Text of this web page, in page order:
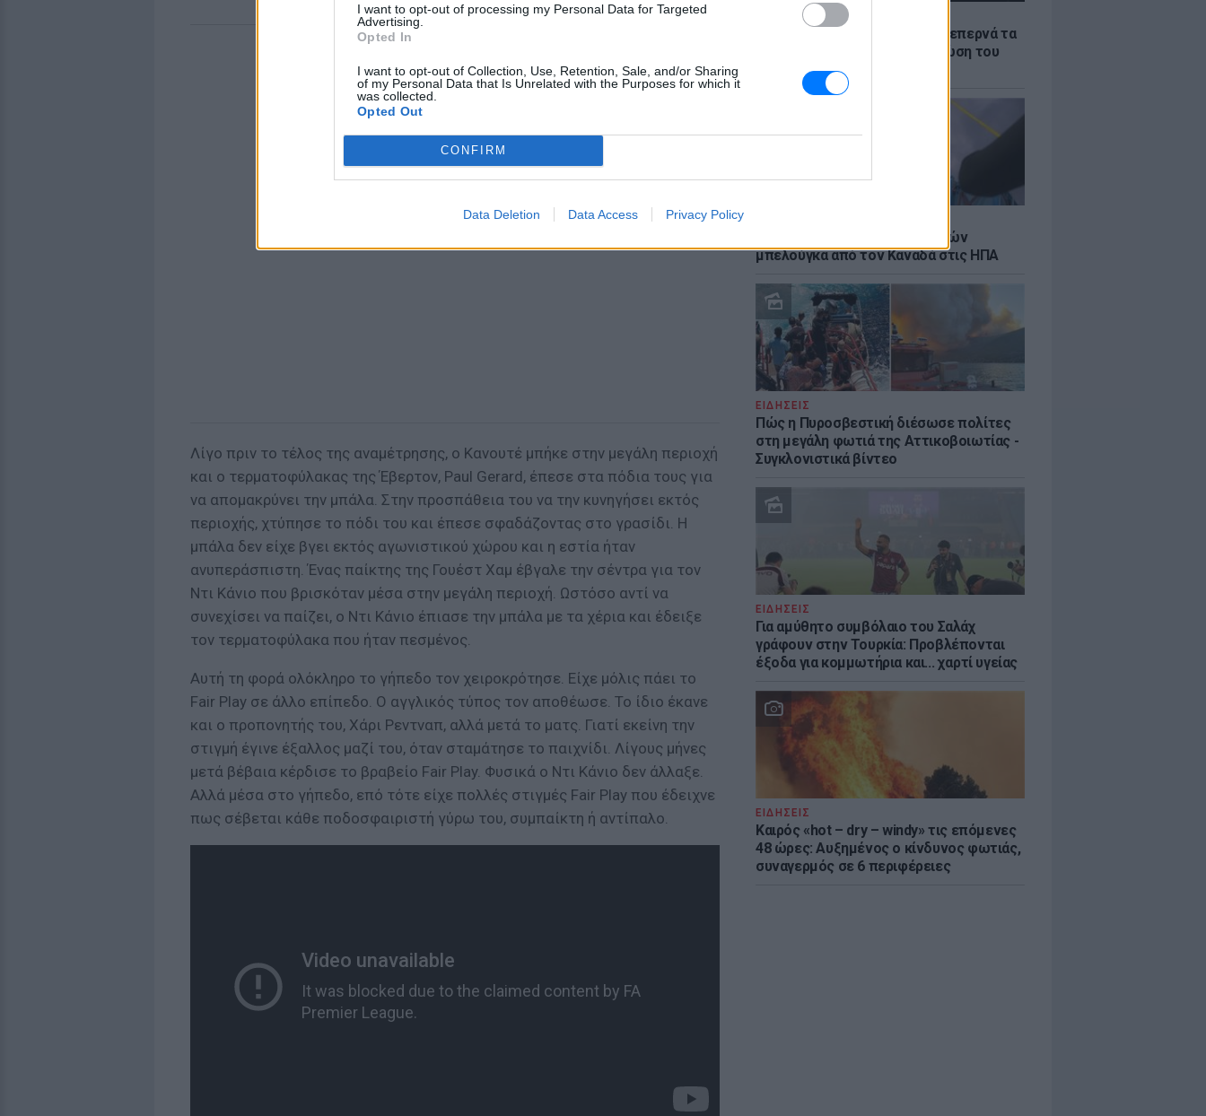
I want to opt-out of processing my Personal Data for Targeted
Advertising.
Opted In
I want to opt-out of Collection, Use, Retention, Sale, and/or Sharing
of my Personal Data that Is Unrelated with the Purposes for which it
was collected.
Opted Out
CONFIRM
Data Deletion Data Access Privacy Policy
ΕΙΔΗΣΕΙΣ
Καύσιμα «φωτιά»: Η βενζίνη ξεπερνά τα
2 ευρώ το λίτρο παρά την πτώση του
αργού πετρελαίου διεθνώς
Ιστορική μεταφορά 30 φαλαινών
μπελούγκα από τον Καναδά στις ΗΠΑ
ΕΙΔΗΣΕΙΣ
Πώς η Πυροσβεστική διέσωσε πολίτες
στη μεγάλη φωτιά της Αττικοβοιωτίας -
Συγκλονιστικά βίντεο
ΕΙΔΗΣΕΙΣ
Για αμύθητο συμβόλαιο του Σαλάχ
γράφουν στην Τουρκία: Προβλέπονται
έξοδα για κομμωτήρια και... χαρτί υγείας
ΕΙΔΗΣΕΙΣ
Καιρός «hot – dry – windy» τις επόμενες
48 ώρες: Αυξημένος ο κίνδυνος φωτιάς,
συναγερμός σε 6 περιφέρειες
Λίγο πριν το τέλος της αναμέτρησης, ο Κανουτέ μπήκε στην μεγάλη περιοχή
και ο τερματοφύλακας της Έβερτον, Paul Gerard, έπεσε στα πόδια τους για
να απομακρύνει την μπάλα. Στην προσπάθεια του να την κυνηγήσει εκτός
περιοχής, χτύπησε το πόδι του και έπεσε σφαδάζοντας στο γρασίδι. Η
μπάλα δεν είχε βγει εκτός αγωνιστικού χώρου και η εστία ήταν
ανυπεράσπιστη. Ένας παίκτης της Γουέστ Χαμ έβγαλε την σέντρα για τον
Ντι Κάνιο που βρισκόταν μέσα στην μεγάλη περιοχή. Ωστόσο αντί να
συνεχίσει να παίζει, ο Ντι Κάνιο έπιασε την μπάλα με τα χέρια και έδειξε
τον τερματοφύλακα που ήταν πεσμένος.
Αυτή τη φορά ολόκληρο το γήπεδο τον χειροκρότησε. Είχε μόλις πάει το
Fair Play σε άλλο επίπεδο. Ο αγγλικός τύπος τον αποθέωσε. Το ίδιο έκανε
και ο προπονητής του, Χάρι Ρεντναπ, αλλά μετά το ματς. Γιατί εκείνη την
στιγμή έγινε έξαλλος μαζί του, όταν σταμάτησε το παιχνίδι. Λίγους μήνες
μετά βέβαια κέρδισε το βραβείο Fair Play. Φυσικά ο Ντι Κάνιο δεν άλλαξε.
Αλλά μέσα στο γήπεδο, επό τότε είχε πολλές στιγμές Fair Play που έδειχνε
πως σέβεται κάθε ποδοσφαιριστή γύρω του, συμπαίκτη ή αντίπαλο.